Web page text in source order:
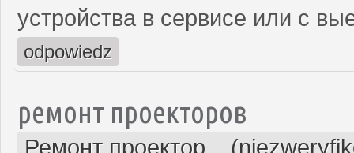
устройства в сервисе или с
odpowiedz
ремонт проекторов
Ремонт проектор...